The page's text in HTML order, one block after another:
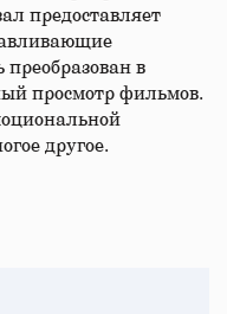
предоставляет
в
просмотр фильмов.
другое.